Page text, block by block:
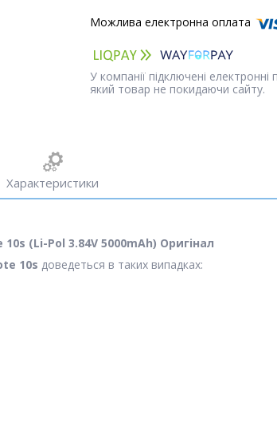
У компанії підключені
який товар не покидаючи сайту.
Характеристики
(Li-Pol 3.84V 5000mAh) Оригінал
10s доведеться в таких випадках: